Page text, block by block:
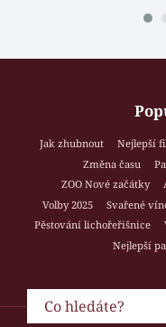
Jak zhubnout Nejlepší
Změna času
ZOO Nové začátky
Volby 2025
Svařené
Pěstování lichořeřišnice
Nejlepší